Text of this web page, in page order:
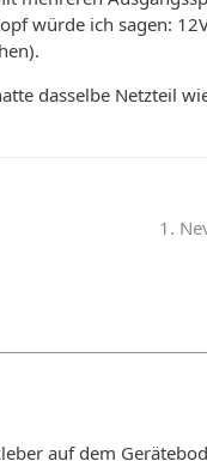
würde ich sagen:
dasselbe Netzteil
1.
auf dem